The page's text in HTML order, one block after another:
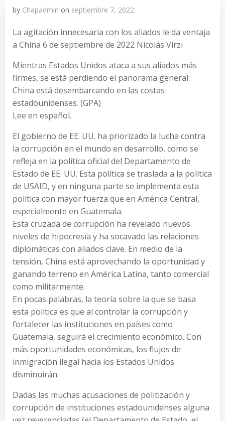
by Chapadmin on septiembre 7, 2022
La agitación innecesaria con los aliados le da ventaja
a China 6 de septiembre de 2022 Nicolás Virzi
Mientras Estados Unidos ataca a sus aliados más
firmes, se está perdiendo el panorama general:
China está desembarcando en las costas
estadounidenses. (GPA)
Lee en español.
El gobierno de EE. UU. ha priorizado la lucha contra
la corrupción en el mundo en desarrollo, como se
refleja en la política oficial del Departamento de
Estado de EE. UU. Esta política se traslada a la política
de USAID, y en ninguna parte se implementa esta
política con mayor fuerza que en América Central,
especialmente en Guatemala.
Esta cruzada de corrupción ha revelado nuevos
niveles de hipocresía y ha socavado las relaciones
diplomáticas con aliados clave. En medio de la
tensión, China está aprovechando la oportunidad y
ganando terreno en América Latina, tanto comercial
como militarmente.
En pocas palabras, la teoría sobre la que se basa
esta política es que al controlar la corrupción y
fortalecer las instituciones en países como
Guatemala, seguirá el crecimiento económico. Con
más oportunidades económicas, los flujos de
inmigración ilegal hacia los Estados Unidos
disminuirán.
Dadas las muchas acusaciones de politización y
corrupción de instituciones estadounidenses alguna